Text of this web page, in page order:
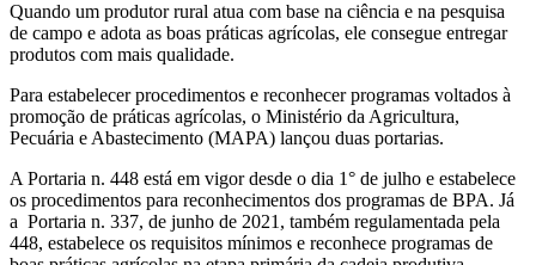
Quando um produtor rural atua com base na ciência e na pesquisa
de campo e adota as boas práticas agrícolas, ele consegue entregar
produtos com mais qualidade.
Para estabelecer procedimentos e reconhecer programas voltados à
promoção de práticas agrícolas, o Ministério da Agricultura,
Pecuária e Abastecimento (MAPA) lançou duas portarias.
A Portaria n. 448 está em vigor desde o dia 1° de julho e estabelece
os procedimentos para reconhecimentos dos programas de BPA. Já
a Portaria n. 337, de junho de 2021, também regulamentada pela
448, estabelece os requisitos mínimos e reconhece programas de